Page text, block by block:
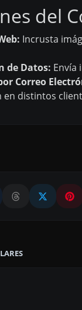
del
Incrusta
de Datos: Envía
Correo
en distintos